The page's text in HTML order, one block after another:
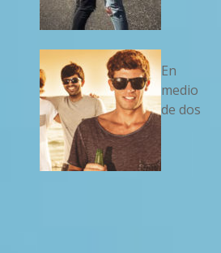
En
medio
de dos